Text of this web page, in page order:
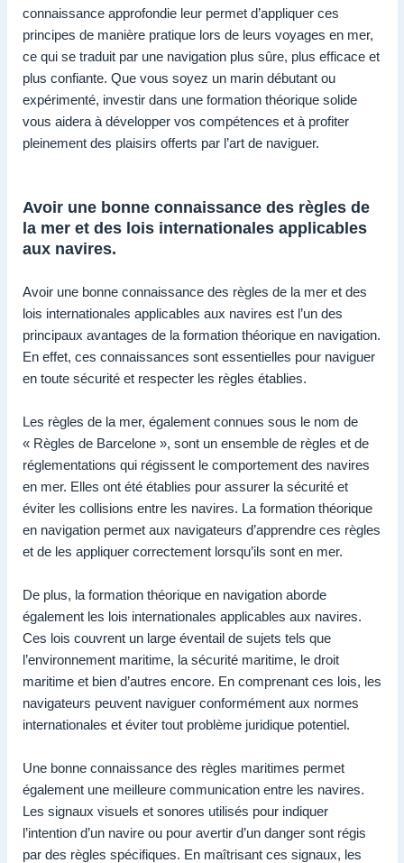
connaissance approfondie leur permet d’appliquer ces
principes de manière pratique lors de leurs voyages en mer,
ce qui se traduit par une navigation plus sûre, plus efficace et
plus confiante. Que vous soyez un marin débutant ou
expérimenté, investir dans une formation théorique solide
vous aidera à développer vos compétences et à profiter
pleinement des plaisirs offerts par l’art de naviguer.
Avoir une bonne connaissance des règles de
la mer et des lois internationales applicables
aux navires.
Avoir une bonne connaissance des règles de la mer et des
lois internationales applicables aux navires est l’un des
principaux avantages de la formation théorique en navigation.
En effet, ces connaissances sont essentielles pour naviguer
en toute sécurité et respecter les règles établies.
Les règles de la mer, également connues sous le nom de
« Règles de Barcelone », sont un ensemble de règles et de
réglementations qui régissent le comportement des navires
en mer. Elles ont été établies pour assurer la sécurité et
éviter les collisions entre les navires. La formation théorique
en navigation permet aux navigateurs d’apprendre ces règles
et de les appliquer correctement lorsqu’ils sont en mer.
De plus, la formation théorique en navigation aborde
également les lois internationales applicables aux navires.
Ces lois couvrent un large éventail de sujets tels que
l’environnement maritime, la sécurité maritime, le droit
maritime et bien d’autres encore. En comprenant ces lois, les
navigateurs peuvent naviguer conformément aux normes
internationales et éviter tout problème juridique potentiel.
Une bonne connaissance des règles maritimes permet
également une meilleure communication entre les navires.
Les signaux visuels et sonores utilisés pour indiquer
l’intention d’un navire ou pour avertir d’un danger sont régis
par des règles spécifiques. En maîtrisant ces signaux, les